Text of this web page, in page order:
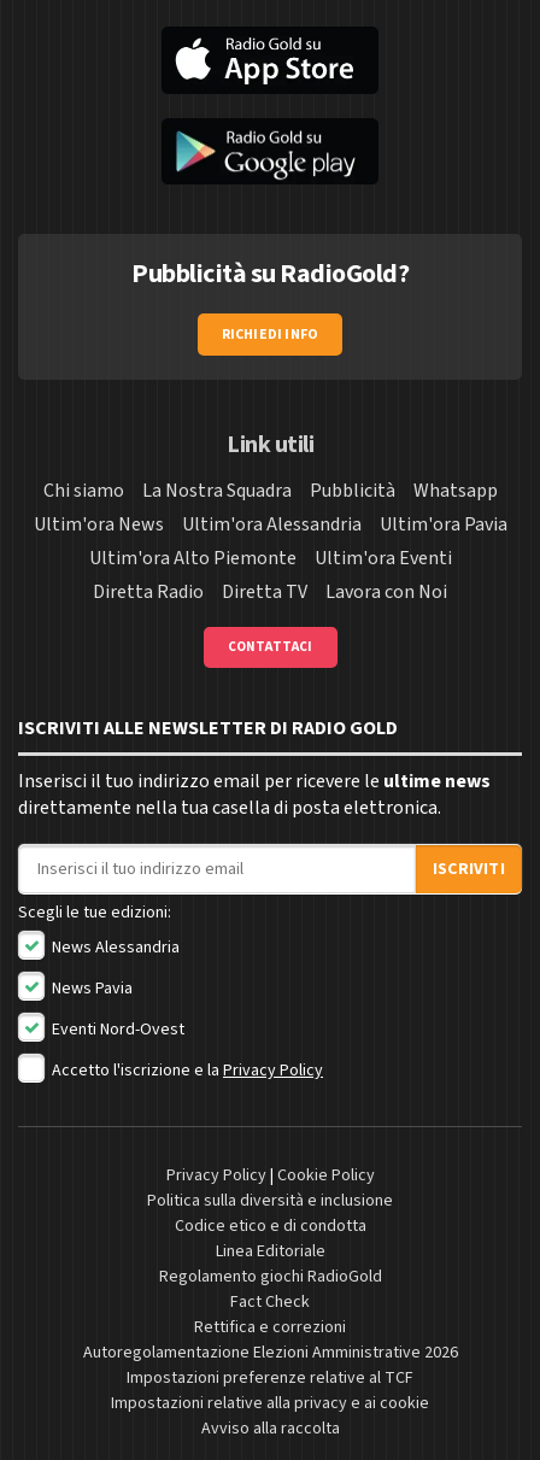
Pubblicità su RadioGold?
RICHIEDI INFO
Link utili
Chi siamo La Nostra Squadra Pubblicità
Whatsapp
Ultim'ora News
Ultim'ora Alessandria
Ultim'ora Pavia
Ultim'ora Alto Piemonte
Ultim'ora Eventi
Diretta Radio
Diretta TV Lavora con Noi
CONTATTACI
ISCRIVITI ALLE NEWSLETTER DI RADIO GOLD
Inserisci il tuo indirizzo email per ricevere le ultime news
direttamente nella tua casella di posta elettronica.
Indirizzo email
ISCRIVITI
Scegli le tue edizioni:
News Alessandria
News Pavia
Eventi Nord-Ovest
Accetto l'iscrizione e la Privacy Policy
Privacy Policy| Cookie Policy
Politica sulla diversità e inclusione
Codice etico e di condotta
Linea Editoriale
Regolamento giochi RadioGold
Fact Check
Rettifica e correzioni
Autoregolamentazione Elezioni Amministrative 2026
Impostazioni preferenze relative al TCF
Impostazioni relative alla privacy e ai cookie
Avviso alla raccolta